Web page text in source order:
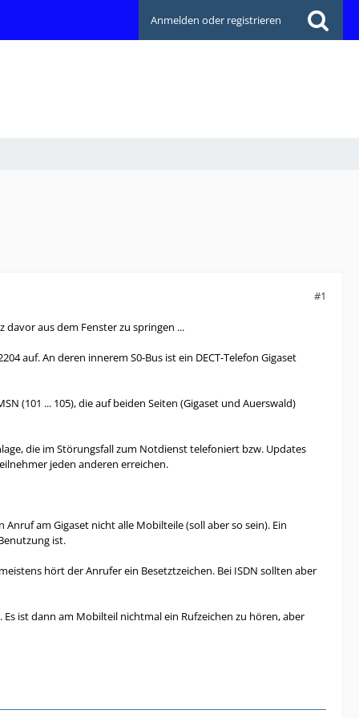
Anmelden oder registrieren
#1
aus dem Fenster zu springen ...
auf. An deren innerem S0-Bus ist ein DECT-Telefon Gigaset
(101 ... 105), die auf beiden Seiten (Gigaset und Auerswald)
die im Störungsfall zum Notdienst telefoniert bzw. Updates
jeden anderen erreichen.
am Gigaset nicht alle Mobilteile (soll aber so sein). Ein
ist.
hört der Anrufer ein Besetztzeichen. Bei ISDN sollten aber
ist dann am Mobilteil nichtmal ein Rufzeichen zu hören, aber